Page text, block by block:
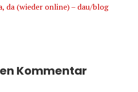
da (wieder online) – dau/blog
Kommentar